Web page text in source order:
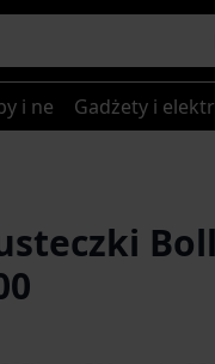
i nerkiGadżety i